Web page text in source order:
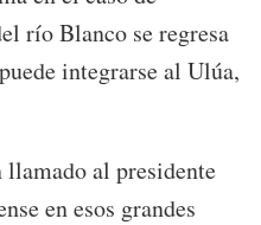
río Blanco se regresa
integrarse al Ulúa,
llamado al presidente
en esos grandes